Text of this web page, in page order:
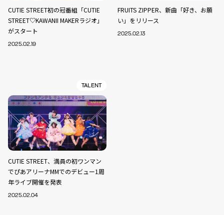
CUTIE STREET初の冠番組「CUTIE
STREET♡KAWANII MAKERラジオ」
がスタート
2025.02.19
FRUITS ZIPPER、新曲「好き、お願
い」をリリース
2025.02.13
TALENT
CUTIE STREET、満員の初ワンマン
でぴあアリーナMMでのデビュー1周
年ライブ開催を発表
2025.02.04